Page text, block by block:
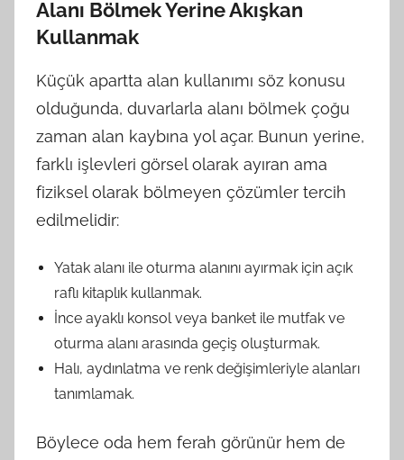
Alanı Bölmek Yerine Akışkan
Kullanmak
Küçük apartta alan kullanımı söz konusu
olduğunda, duvarlarla alanı bölmek çoğu
zaman alan kaybına yol açar. Bunun yerine,
farklı işlevleri görsel olarak ayıran ama
fiziksel olarak bölmeyen çözümler tercih
edilmelidir:
Yatak alanı ile oturma alanını ayırmak için açık
raflı kitaplık kullanmak.
İnce ayaklı konsol veya banket ile mutfak ve
oturma alanı arasında geçiş oluşturmak.
Halı, aydınlatma ve renk değişimleriyle alanları
tanımlamak.
Böylece oda hem ferah görünür hem de